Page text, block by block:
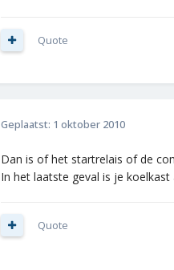
Quote
Geplaatst: 1 oktober 2010
Dan is of het startrelais of de
In het laatste geval is je koelkast
Quote